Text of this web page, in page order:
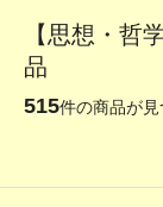
【思想・哲
品
515件の商品が